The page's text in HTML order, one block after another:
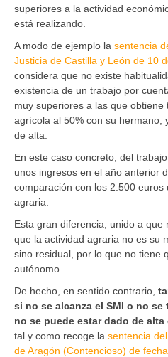
superiores a la actividad
está realizando.
A modo de ejemplo la sentencia
Justicia de Castilla y León de 10
considera que no existe
existencia de un trabajo por
muy superiores a las que
agrícola al 50% con su hermano,
de alta.
En este caso concreto, del
unos ingresos en el año anterior
comparación con los 2.500
agraria.
Esta gran diferencia, unido a que
que la actividad agraria no es su
sino residual, por lo que no tiene
autónomo.
De hecho, en sentido contrario,
si no se alcanza el SMI o no
no se puede estar dado de
tal y como recoge la sentencia
de Aragón (Contencioso) de